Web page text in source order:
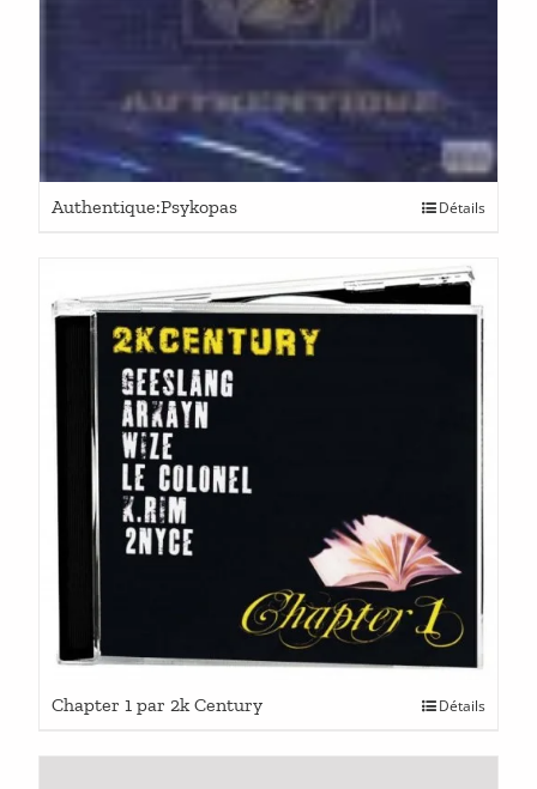
Authentique:Psykopas Détails
Chapter 1 par 2k Century Détails